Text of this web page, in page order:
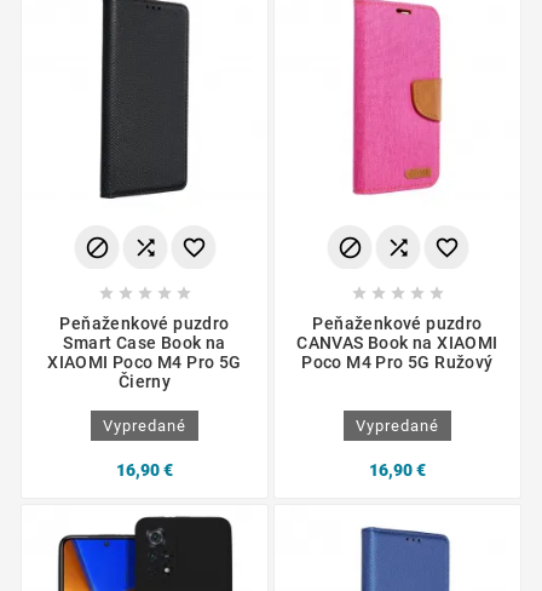
  
    
Peňaženkové puzdro
Smart Case Book na
XIAOMI Poco M4 Pro 5G
Čierny
Vypredané
16,90 €
  
    
Peňaženkové puzdro
CANVAS Book na XIAOMI
Poco M4 Pro 5G Ružový
Vypredané
16,90 €